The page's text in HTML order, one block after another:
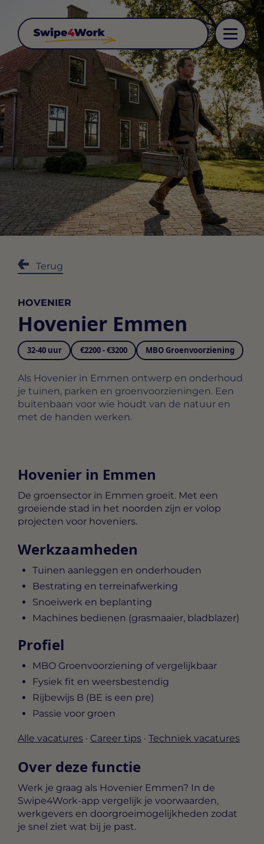
Terug
HOVENIER
Hovenier Emmen
32-40 uur €2200 - €3200 MBO Groenvoorziening
Als Hovenier in Emmen ontwerp en onderhoud
je tuinen, parken en groenvoorzieningen. Een
buitenbaan voor wie houdt van de natuur en
met de handen werken.
Hovenier in Emmen
De groensector in Emmen groeit. Met een
groeiende stad in het noorden zijn er volop
projecten voor hoveniers.
Werkzaamheden
Tuinen aanleggen en onderhouden
Bestrating en terreinafwerking
Snoeiwerk en beplanting
Machines bedienen (grasmaaier, bladblazer)
Profiel
MBO Groenvoorziening of vergelijkbaar
Fysiek fit en weersbestendig
Rijbewijs B (BE is een pre)
Passie voor groen
Alle vacatures · Career tips · Techniek vacatures
Over deze functie
Werk je graag als Hovenier Emmen? In de
Swipe4Work-app vergelijk je voorwaarden,
werkgevers en doorgroeimogelijkheden zodat
je snel ziet wat bij je past.